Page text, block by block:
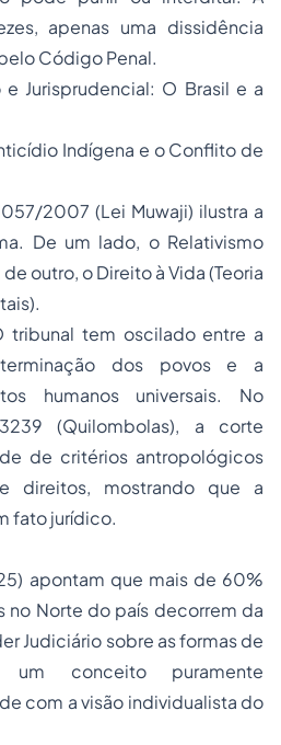
apenas uma dissidência
Código Penal.
Jurisprudencial: O Brasil e a
Indígena e o Conflito de
2007 (Lei Muwaji) ilustra a
De um lado, o Relativismo
outro, o Direito à Vida (Teoria
tribunal tem oscilado entre a
dos povos e a
humanos universais. No
(Quilombolas), a corte
de critérios antropológicos
direitos, mostrando que a
fato jurídico.
apontam que mais de 60%
no Norte do país decorrem da
Judiciário sobre as formas de
conceito puramente
com a visão individualista do